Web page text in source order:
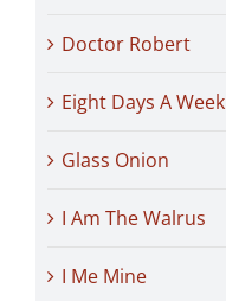
Doctor Robert
Eight Days A Week
Glass Onion
I Am The Walrus
I Me Mine